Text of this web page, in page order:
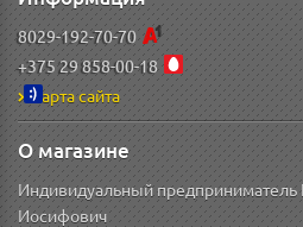
8029-192-70-70
+375 29 858-00-18
Карта сайта
О магазине
Индивидуальный предприниматель
Иосифович